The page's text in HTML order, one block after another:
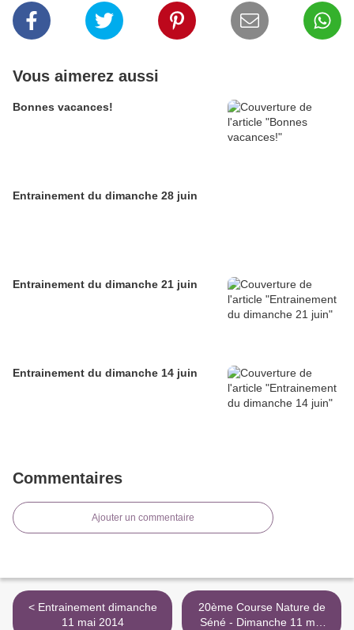
Vous aimerez aussi
Bonnes vacances!
Entrainement du dimanche 28 juin
Entrainement du dimanche 21 juin
Entrainement du dimanche 14 juin
Commentaires
Ajouter un commentaire
< Entrainement dimanche
11 mai 2014
20ème Course Nature de
Séné - Dimanche 11 mai